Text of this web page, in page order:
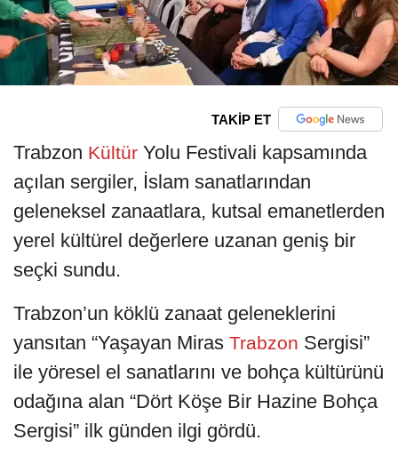
TAKİP ET
Trabzon Kültür Yolu Festivali kapsamında
açılan sergiler, İslam sanatlarından
geleneksel zanaatlara, kutsal emanetlerden
yerel kültürel değerlere uzanan geniş bir
seçki sundu.
Trabzon’un köklü zanaat geleneklerini
yansıtan “Yaşayan Miras Trabzon Sergisi”
ile yöresel el sanatlarını ve bohça kültürünü
odağına alan “Dört Köşe Bir Hazine Bohça
Sergisi” ilk günden ilgi gördü.